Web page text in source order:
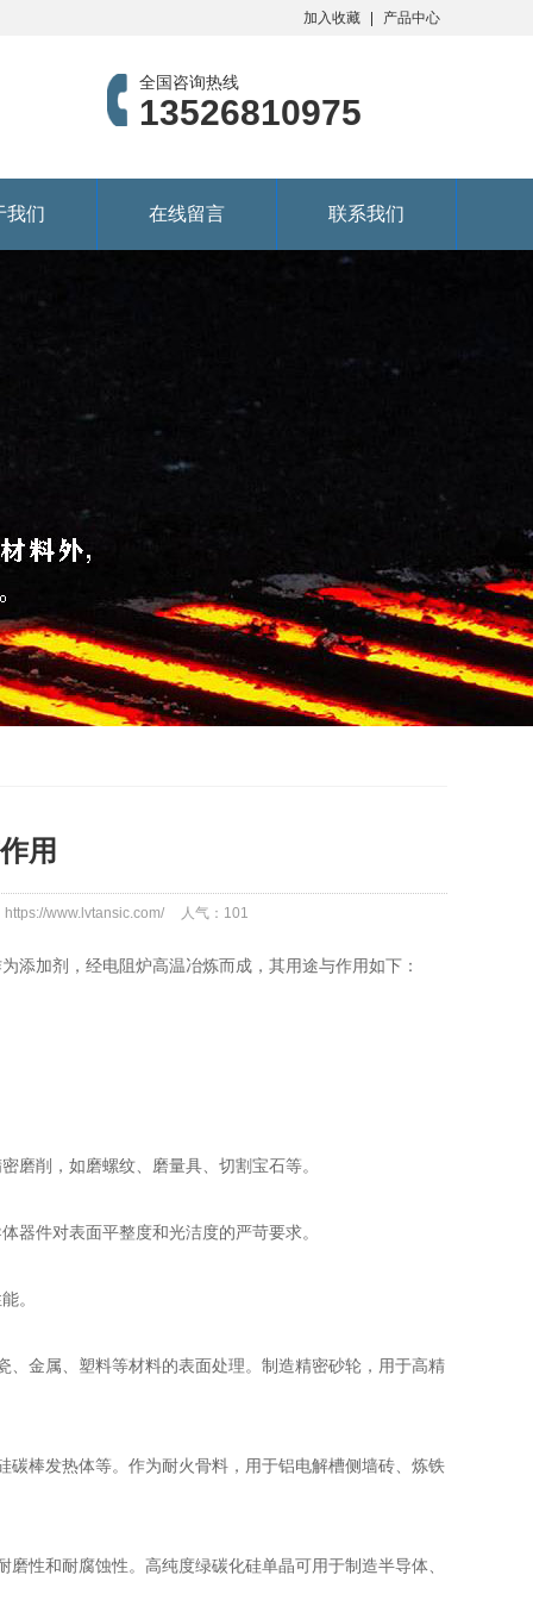
加入收藏 产品中心
全国咨询热线
13526810975
我们 在线留言 联系我们
用
https://www.lvtansic.com/ 人气： 101
加剂，经电阻炉高温冶炼而成，其用途与作用如下：
磨削，如磨螺纹、磨量具、切割宝石等。
件对表面平整度和光洁度的严苛要求。
。
金属、塑料等材料的表面处理。制造精密砂轮，用于高精
棒发热体等。作为耐火骨料，用于铝电解槽侧墙砖、炼铁
和耐腐蚀性。高纯度绿碳化硅单晶可用于制造半导体、